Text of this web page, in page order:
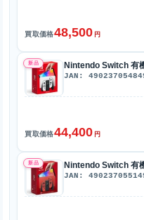
買取価格48,500 円
新品 Nintendo Switch 有
JAN:
買取価格44,400 円
新品 Nintendo Switch 有
JAN: